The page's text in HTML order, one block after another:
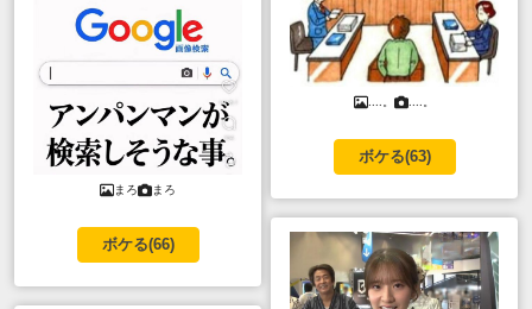
まろ まろ
ボケる(66)
ボケる(63)